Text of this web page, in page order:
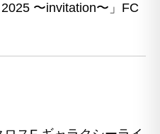
〜invitation〜」FC